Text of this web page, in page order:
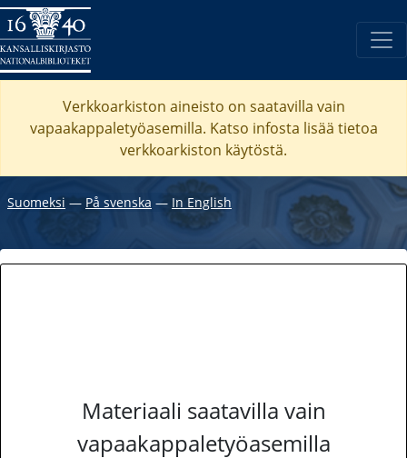
Verkkoarkiston aineisto on saatavilla vain
vapaakappaletyöasemilla. Katso infosta lisää tietoa
verkkoarkiston käytöstä.
Suomeksi ― På svenska ― In English
Materiaali saatavilla vain
vapaakappaletyöasemilla